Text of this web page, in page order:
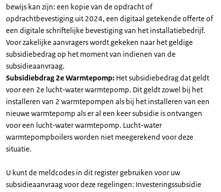
bewijs kan zijn: een kopie van de opdracht of
opdrachtbevestiging uit 2024, een digitaal getekende offerte of
een digitale schriftelijke bevestiging van het installatiebedrijf.
Voor zakelijke aanvragers wordt gekeken naar het geldige
subsidiebedrag op het moment van indienen van de
subsidieaanvraag.
Subsidiebdrag 2e Warmtepomp: Het subsidiebedrag dat geldt
voor een 2e lucht-water warmtepomp. Dit geldt zowel bij het
installeren van 2 warmtepompen als bij het installeren van een
nieuwe warmtepomp als er al een keer subsidie is ontvangen
voor een lucht-water warmtepomp. Lucht-water
warmtepompboilers worden niet meegerekend voor deze
situatie.
U kunt de meldcodes in dit register gebruiken voor uw
subsidieaanvraag voor deze regelingen: Investeringssubsidie